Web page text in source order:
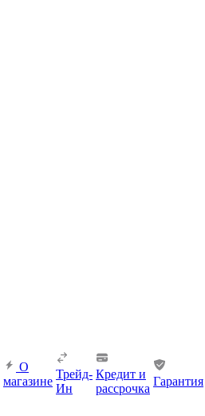
О
магазине
Трейд-
Ин
Кредит и
рассрочка
Гарантия